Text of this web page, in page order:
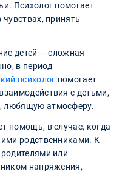
Психолог помогает
принять
детей — сложная
в период
психолог помогает
с детьми,
любящую атмосферу.
помощь, в случае, когда
родственниками. К
или
напряжения,